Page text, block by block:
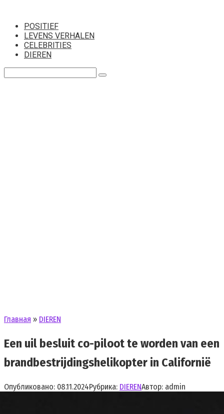
контентуPOSITIEF
LEVENS VERHALEN
CELEBRITIES
DIEREN
Главная » DIEREN
Een uil besluit co-piloot te worden van een
brandbestrijdingshelikopter in Californië
Опубликовано: 08.11.2024Рубрика: DIERENАвтор: admin